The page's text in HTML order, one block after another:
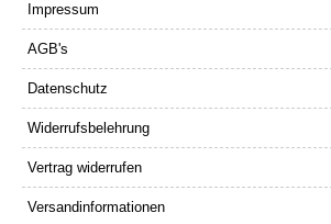
Impressum
AGB's
Datenschutz
Widerrufsbelehrung
Vertrag widerrufen
Versandinformationen